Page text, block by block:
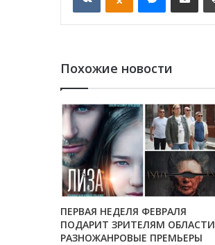
Похожие новости
ПЕРВАЯ НЕДЕЛЯ ФЕВРАЛЯ
ПОДАРИТ ЗРИТЕЛЯМ ОБЛАСТИ
РАЗНОЖАНРОВЫЕ ПРЕМЬЕРЫ